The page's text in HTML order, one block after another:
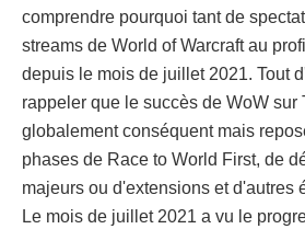
comprendre pourquoi tant de
streams de World of Warcraft au
depuis le mois de juillet 2021. Tout
rappeler que le succès de WoW sur
globalement conséquent mais
phases de Race to World First, de
majeurs ou d'extensions et d'autres
Le mois de juillet 2021 a vu le